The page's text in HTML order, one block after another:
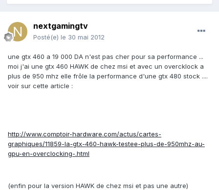
nextgamingtv
Posté(e) le 30 mai 2012
une gtx 460 a 19 000 DA n'est pas cher pour sa performance ...
moi j'ai une gtx 460 HAWK de chez msi et avec un overcklock a
plus de 950 mhz elle frôle la performance d'une gtx 480 stock ....
voir sur cette article :
http://www.comptoir-hardware.com/actus/cartes-
graphiques/11859-la-gtx-460-hawk-testee-plus-de-950mhz-au-
gpu-en-overclocking-.html
(enfin pour la version HAWK de chez msi et pas une autre)